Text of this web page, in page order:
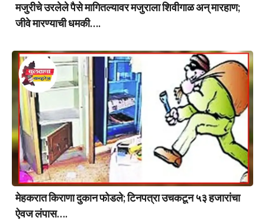
मजुरीचे उरलेले पैसे मागितल्यावर मजुराला शिवीगाळ अन् मारहाण;
जीवे मारण्याची धमकी….
मेहकरात किराणा दुकान फोडले; टिनपत्रा उचकटून ५३ हजारांचा
ऐवज लंपास….